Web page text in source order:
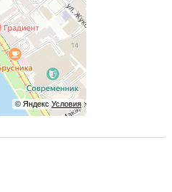
© Яндекс Условия